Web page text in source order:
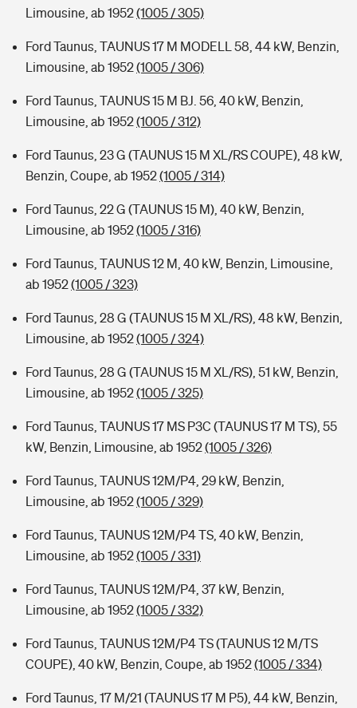
Limousine, ab 1952(1005 / 305)
Ford Taunus, TAUNUS 17 M MODELL 58, 44 kW, Benzin,
Limousine, ab 1952(1005 / 306)
Ford Taunus, TAUNUS 15 M BJ. 56, 40 kW, Benzin,
Limousine, ab 1952(1005 / 312)
Ford Taunus, 23 G (TAUNUS 15 M XL/RS COUPE), 48 kW,
Benzin, Coupe, ab 1952(1005 / 314)
Ford Taunus, 22 G (TAUNUS 15 M), 40 kW, Benzin,
Limousine, ab 1952(1005 / 316)
Ford Taunus, TAUNUS 12 M, 40 kW, Benzin, Limousine,
ab 1952(1005 / 323)
Ford Taunus, 28 G (TAUNUS 15 M XL/RS), 48 kW, Benzin,
Limousine, ab 1952(1005 / 324)
Ford Taunus, 28 G (TAUNUS 15 M XL/RS), 51 kW, Benzin,
Limousine, ab 1952(1005 / 325)
Ford Taunus, TAUNUS 17 MS P3C (TAUNUS 17 M TS), 55
kW, Benzin, Limousine, ab 1952(1005 / 326)
Ford Taunus, TAUNUS 12M/P4, 29 kW, Benzin,
Limousine, ab 1952(1005 / 329)
Ford Taunus, TAUNUS 12M/P4 TS, 40 kW, Benzin,
Limousine, ab 1952(1005 / 331)
Ford Taunus, TAUNUS 12M/P4, 37 kW, Benzin,
Limousine, ab 1952(1005 / 332)
Ford Taunus, TAUNUS 12M/P4 TS (TAUNUS 12 M/TS
COUPE), 40 kW, Benzin, Coupe, ab 1952(1005 / 334)
Ford Taunus, 17 M/21 (TAUNUS 17 M P5), 44 kW, Benzin,